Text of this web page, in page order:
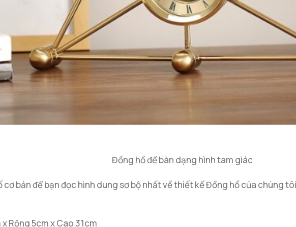
Đồng hồ để bàn dạng hình tam giác
cơ bản để bạn đọc hình dung sơ bộ nhất về thiết kế Đồng hồ của chúng
Rộng 5cm x Cao 31cm